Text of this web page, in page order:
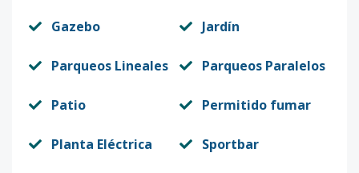
Gazebo Jardín
Parqueos Lineales Parqueos Paralelos
Patio Permitido fumar
Planta Eléctrica Sportbar